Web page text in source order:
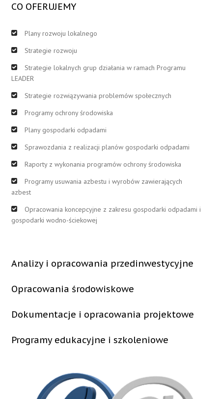
CO OFERUJEMY
Plany rozwoju lokalnego
Strategie rozwoju
Strategie lokalnych grup działania w ramach Programu
LEADER
Strategie rozwiązywania problemów społecznych
Programy ochrony środowiska
Plany gospodarki odpadami
Sprawozdania z realizacji planów gospodarki odpadami
Raporty z wykonania programów ochrony środowiska
Programy usuwania azbestu i wyrobów zawierających
azbest
Opracowania koncepcyjne z zakresu gospodarki odpadami i
gospodarki wodno-ściekowej
Analizy i opracowania przedinwestycyjne
Opracowania środowiskowe
Dokumentacje i opracowania projektowe
Programy edukacyjne i szkoleniowe